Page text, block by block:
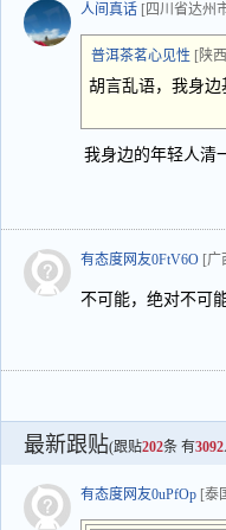
人间真话 [四川省达州
普洱茶茗心见性 [陕
胡言乱语，我身
我身边的年轻人清
有态度网友0FtV6O [广
不可能，绝对不可
最新跟贴(跟贴202条 有3092
有态度网友0uPfOp [泰